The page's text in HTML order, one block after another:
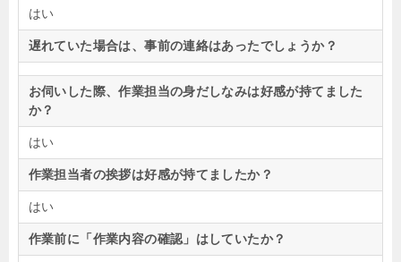
はい
遅れていた場合は、事前の連絡はあったでしょうか？
お伺いした際、作業担当の身だしなみは好感が持てました
か？
はい
作業担当者の挨拶は好感が持てましたか？
はい
作業前に「作業内容の確認」はしていたか？